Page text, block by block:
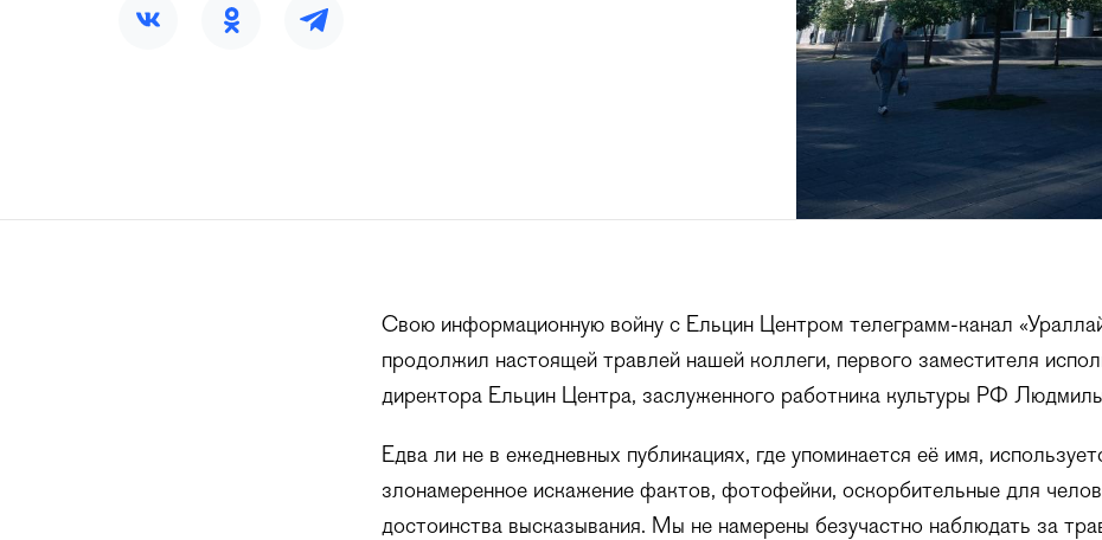
Свою информационную войну с Ельцин Центром телеграмм-канал
продолжил настоящей травлей нашей коллеги, первого заместителя
директора Ельцин Центра, заслуженного работника культуры РФ
Едва ли не в ежедневных публикациях, где упоминается её имя,
злонамеренное искажение фактов, фотофейки, оскорбительные для
достоинства высказывания. Мы не намерены безучастно наблюдать за